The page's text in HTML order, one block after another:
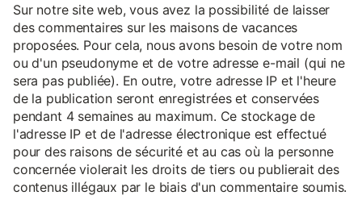
Sur notre site web, vous avez la possibilité de laisser
des commentaires sur les maisons de vacances
proposées. Pour cela, nous avons besoin de votre nom
ou d'un pseudonyme et de votre adresse e-mail (qui ne
sera pas publiée). En outre, votre adresse IP et l'heure
de la publication seront enregistrées et conservées
pendant 4 semaines au maximum. Ce stockage de
l'adresse IP et de l'adresse électronique est effectué
pour des raisons de sécurité et au cas où la personne
concernée violerait les droits de tiers ou publierait des
contenus illégaux par le biais d'un commentaire soumis.